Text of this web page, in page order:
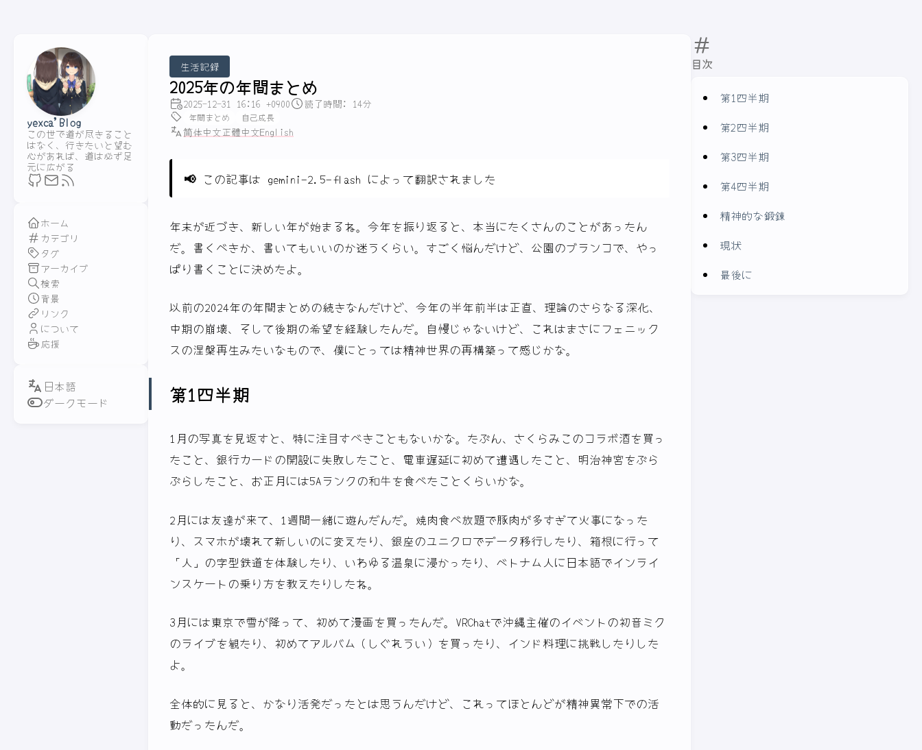
yexca'Blog
この世で道が尽きること
はなく、行きたいと望む
心があれば、道は必ず足
元に広がる
ホーム
カテゴリ
タグ
アーカイブ
検索
背景
リンク
について
応援
ダークモード
目次
第1四半期
第2四半期
第3四半期
第4四半期
精神的な鍛錬
現状
最後に
生活記録
2025年の年間まとめ
2025-12-31 16:16 +0900 読了時間: 14分
年間まとめ 自己成長
简体中文正體中文English
📢この記事は gemini-2.5-flash によって翻訳されました
年末が近づき、新しい年が始まるね。今年を振り返ると、本当にたくさんのことがあったん
だ。書くべきか、書いてもいいのか迷うくらい。すごく悩んだけど、公園のブランコで、やっ
ぱり書くことに決めたよ。
以前の2024年の年間まとめの続きなんだけど、今年の半年前半は正直、理論のさらなる深化、
中期の崩壊、そして後期の希望を経験したんだ。自慢じゃないけど、これはまさにフェニック
スの涅槃再生みたいなもので、僕にとっては精神世界の再構築って感じかな。
第1四半期
1月の写真を見返すと、特に注目すべきこともないかな。たぶん、さくらみこのコラボ酒を買っ
たこと、銀行カードの開設に失敗したこと、電車遅延に初めて遭遇したこと、明治神宮をぶら
ぶらしたこと、お正月には5Aランクの和牛を食べたことくらいかな。
2月には友達が来て、1週間一緒に遊んだんだ。焼肉食べ放題で豚肉が多すぎて火事になった
り、スマホが壊れて新しいのに変えたり、銀座のユニクロでデータ移行したり、箱根に行って
「人」の字型鉄道を体験したり、いわゆる温泉に浸かったり、ベトナム人に日本語でインライ
ンスケートの乗り方を教えたりしたね。
3月には東京で雪が降って、初めて漫画を買ったんだ。VRChatで沖縄主催のイベントの初音ミク
のライブを観たり、初めてアルバム（しぐれうい）を買ったり、インド料理に挑戦したりした
よ。
全体的に見ると、かなり活発だったとは思うんだけど、これってほとんどが精神異常下での活
動だったんだ。